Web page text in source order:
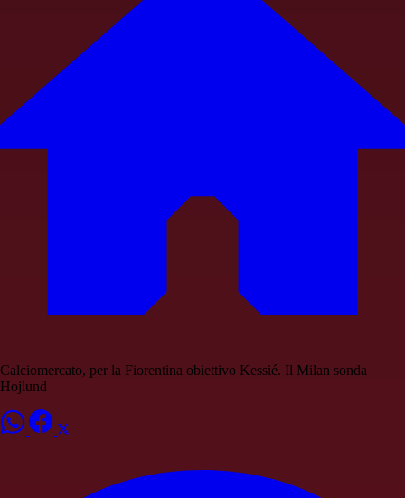
Calciomercato, per la Fiorentina obiettivo Kessié. Il Milan sonda
Hojlund